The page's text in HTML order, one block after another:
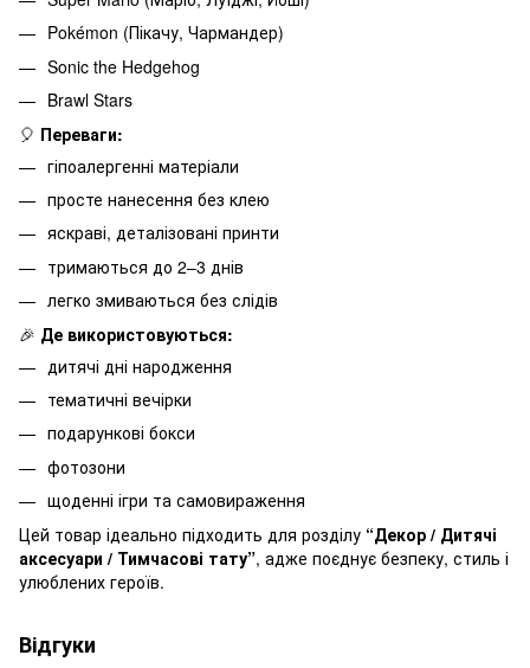
Pokémon (Пікачу, Чармандер)
Sonic the Hedgehog
Brawl Stars
🎈 Переваги:
гіпоалергенні матеріали
просте нанесення без клею
яскраві, деталізовані принти
тримаються до 2–3 днів
легко змиваються без слідів
🎉 Де використовуються:
дитячі дні народження
тематичні вечірки
подарункові бокси
фотозони
щоденні ігри та самовираження
Цей товар ідеально підходить для розділу “Декор / Дитячі
аксесуари / Тимчасові тату”, адже поєднує безпеку, стиль і
улюблених героїв.
Відгуки